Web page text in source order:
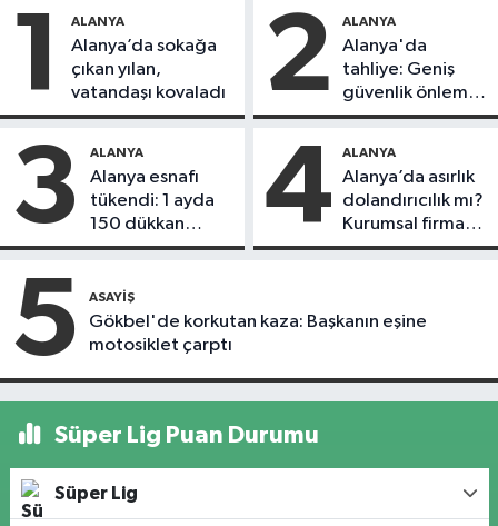
1 ALANYA
Alanya’da sokağa
çıkan yılan,
vatandaşı kovaladı
2 ALANYA
Alanya'da
tahliye: Geniş
güvenlik önlemi
alındı
3 ALANYA
Alanya esnafı
tükendi: 1 ayda
150 dükkan
kapandı
4 ALANYA
Alanya’da asırlık
dolandırıcılık mı?
Kurumsal firma
Remax Metro
5 ASAYIŞ
Gökbel'de korkutan kaza: Başkanın eşine
motosiklet çarptı
Süper Lig Puan Durumu
Süper Lig